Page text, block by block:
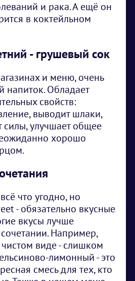
и рака. А ещё он
в коктейльном
- грушевый сок
и меню, очень
напиток. Обладает
свойств:
выводит шлаки,
силы, улучшает общее
хорошо
что угодно, но
- обязательно вкусные
вкусы лучше
Например,
виде - слишком
лимонный - это
смесь для тех, кто